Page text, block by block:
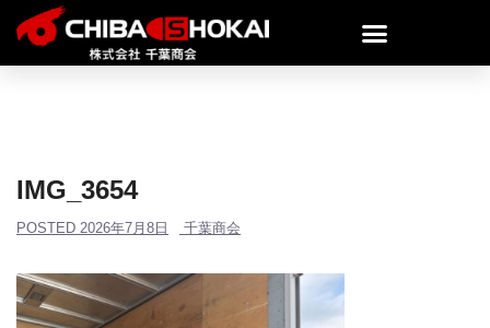
IMG_3654
POSTED 2026年7月8日 千葉商会